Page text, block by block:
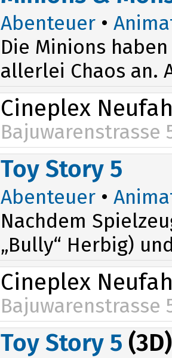
Abenteuer •
Die Minions
allerlei Chaos an.
Cineplex
Bajuwarenstrasse
17:30
Toy Story 5
Abenteuer •
Nachdem
„Bully“ Herbig)
Cineplex
Bajuwarenstrasse
14:55
17:50
19:50
Toy Story 5 (3D)